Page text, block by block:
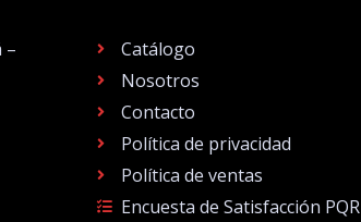
–
Catálogo
Nosotros
Contacto
Política de privacidad
Política de ventas
Encuesta de Satisfacción PQR